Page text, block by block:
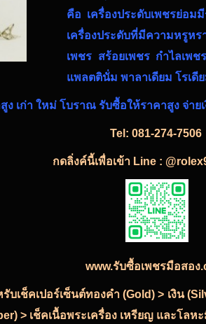
คือ เครื่องประดับเพชรย่อม
เครื่องประดับที่มีความหรูห
เพชร สร้อยเพชร กำไลเพ
แพลตตินั่ม พาลาเดียม โรเดี
ง เก่า ใหม่ โบราณ รับซื้อให้ราคาสูง จ่าย
Tel: 081-274-7506
กดลิ่งค์นี้เพื่อเข้า Line :
www.รับซื้อเพชรมือสอง
บเช็คเปอร์เซ็นต์ทองคำ (Gold) > เงิน
> เช็คเนื้อพระเครื่อง เหรียญ และโลห